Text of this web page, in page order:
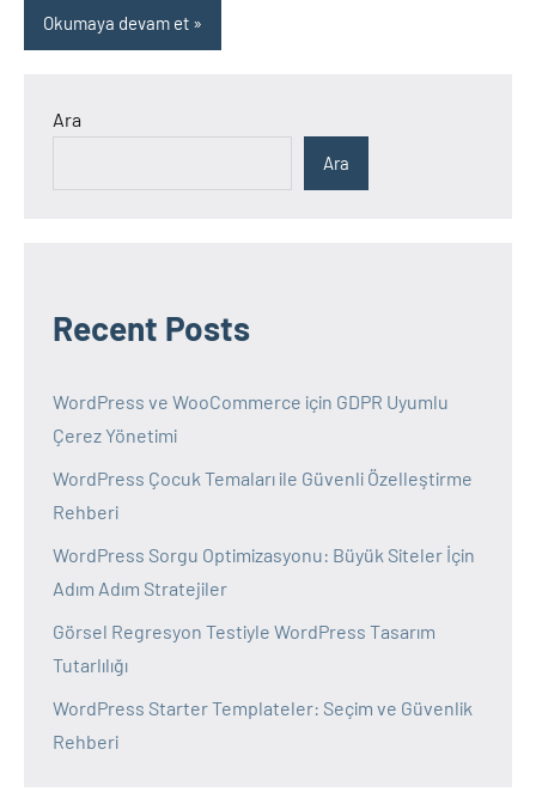
Okumaya devam et
Ara
Ara
Recent Posts
WordPress ve WooCommerce için GDPR Uyumlu
Çerez Yönetimi
WordPress Çocuk Temaları ile Güvenli Özelleştirme
Rehberi
WordPress Sorgu Optimizasyonu: Büyük Siteler İçin
Adım Adım Stratejiler
Görsel Regresyon Testiyle WordPress Tasarım
Tutarlılığı
WordPress Starter Templateler: Seçim ve Güvenlik
Rehberi